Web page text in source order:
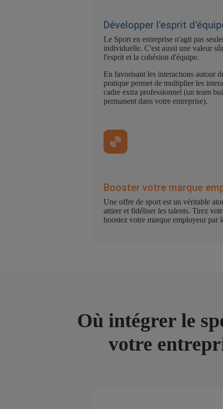
Développer l'esprit
Le Sport en entreprise n'agit pas
individuelle. C'est aussi une valeur
l'esprit et la cohésion d'équipe.
En favorisant les interactions autour
pratique permet de multiplier les
cadre extra professionnel (un team
permanent dans votre entreprise).
Booster votre marque
Une offre de sport est un véritable
attirer et fidéliser les talents. Tirez
boostez votre marque employeur par
Où intégrer le
votre